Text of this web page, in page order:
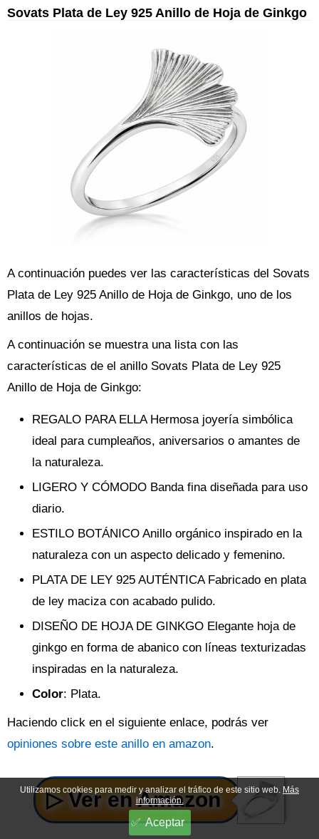
Sovats Plata de Ley 925 Anillo de Hoja de Ginkgo
A continuación puedes ver las características del Sovats
Plata de Ley 925 Anillo de Hoja de Ginkgo, uno de los
anillos de hojas.
A continuación se muestra una lista con las
características de el anillo Sovats Plata de Ley 925
Anillo de Hoja de Ginkgo:
REGALO PARA ELLA Hermosa joyería simbólica
ideal para cumpleaños, aniversarios o amantes de
la naturaleza.
LIGERO Y CÓMODO Banda fina diseñada para uso
diario.
ESTILO BOTÁNICO Anillo orgánico inspirado en la
naturaleza con un aspecto delicado y femenino.
PLATA DE LEY 925 AUTÉNTICA Fabricado en plata
de ley maciza con acabado pulido.
DISEÑO DE HOJA DE GINKGO Elegante hoja de
ginkgo en forma de abanico con líneas texturizadas
inspiradas en la naturaleza.
Color: Plata.
Haciendo click en el siguiente enlace, podrás ver
opiniones sobre este anillo en amazon.
Utilizamos cookies para medir y analizar el tráfico de este sitio web. Más
información.
Aceptar